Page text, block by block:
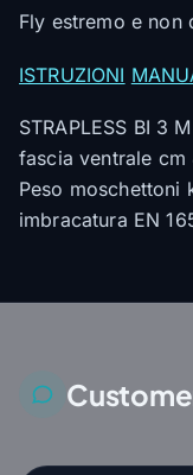
Fly estremo e non
ISTRUZIONI
STRAPLESS BI 3
fascia ventrale
Peso moschettoni
imbracatura EN